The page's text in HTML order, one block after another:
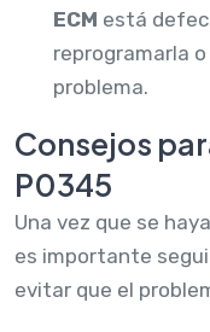
ECM está
reprogramarla
problema.
Consejos
P0345
Una vez que se
es importante
evitar que el